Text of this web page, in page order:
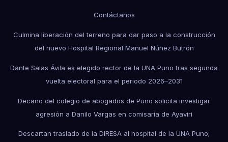
Contáctanos
Culmina liberación del terreno para dar paso a la construcción
del nuevo Hospital Regional Manuel Núñez Butrón
Dante Salas Ávila es elegido rector de la UNA Puno tras segunda
vuelta electoral para el periodo 2026–2031
Decano del colegio de abogados de Puno solicita investigar
agresión a Danilo Vargas en comisaría de Ayaviri
Descartan traslado de la DIRESA al hospital de la UNA Puno;